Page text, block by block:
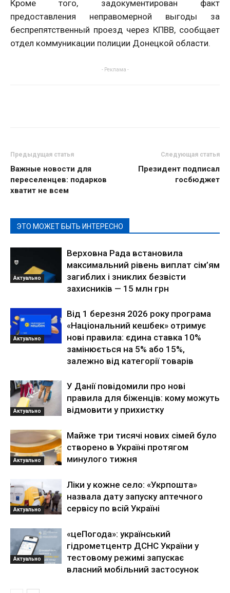
Кроме того, задокументирован факт
предоставления неправомерной выгоды за
беспрепятственный проезд через КПВВ, сообщает
отдел коммуникации полиции Донецкой области.
- Реклама -
Предыдущая статья
Важные новости для
переселенцев: подарков
хватит не всем
Следующая статья
Президент подписал
госбюджет
ЭТО МОЖЕТ БЫТЬ ИНТЕРЕСНО
Актуально
Верховна Рада встановила
максимальний рівень виплат сім’ям
загиблих і зниклих безвісти
захисників — 15 млн грн
Актуально
Від 1 березня 2026 року програма
«Національний кешбек» отримує
нові правила: єдина ставка 10%
замінюється на 5% або 15%,
залежно від категорії товарів
Актуально
У Данії повідомили про нові
правила для біженців: кому можуть
відмовити у прихистку
Актуально
Майже три тисячі нових сімей було
створено в Україні протягом
минулого тижня
Актуально
Ліки у кожне село: «Укрпошта»
назвала дату запуску аптечного
сервісу по всій Україні
Актуально
«цеПогода»: український
гідрометцентр ДСНС України у
тестовому режимі запускає
власний мобільний застосунок